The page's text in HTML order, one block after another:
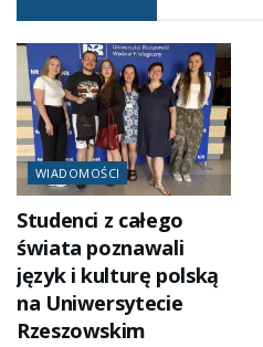
WIADOMOŚCI
Studenci z całego
świata poznawali
język i kulturę polską
na Uniwersytecie
Rzeszowskim